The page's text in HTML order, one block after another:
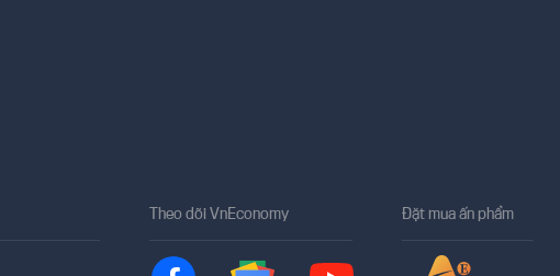
Theo dõi VnEconomy Đặt mua ấn phẩm